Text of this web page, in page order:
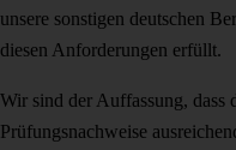
unsere sonstigen deutschen
diesen Anforderungen erfüllt.
Wir sind der Auffassung, dass
Prüfungsnachweise